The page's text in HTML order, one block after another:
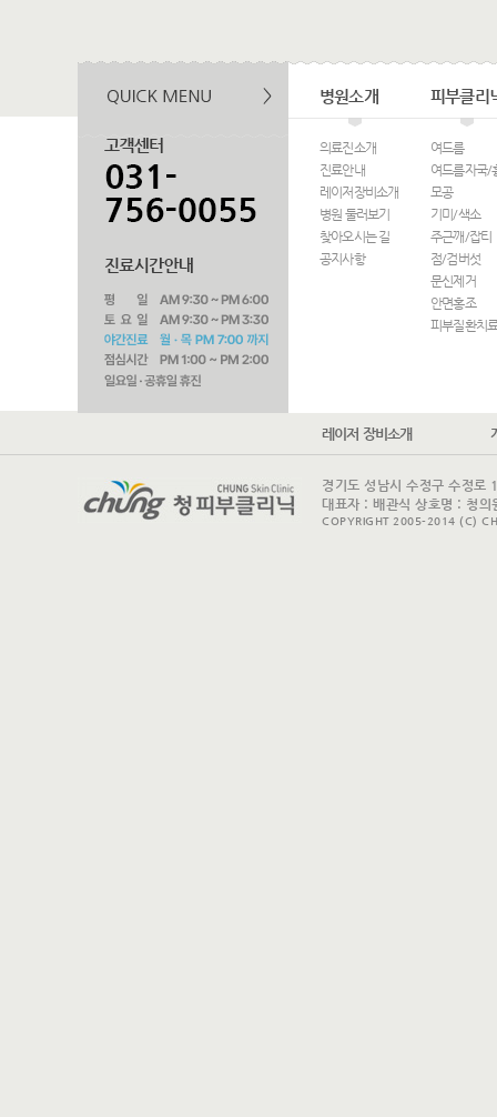
병원소개
의료진소개
진료안내
레이저장비소개
병원 둘러보기
찾아오시는 길
공지사항
피부클리
여드름
여드름자국/
모공
기미/색소
주근깨/잡티
점/검버섯
문신제거
안면홍조
피부질환치
레이저 장비소개
경기도 성남시 수정구 수정
대표자 : 배관식 상호명 : 청
COPYRIGHT 2005-2014 (C)